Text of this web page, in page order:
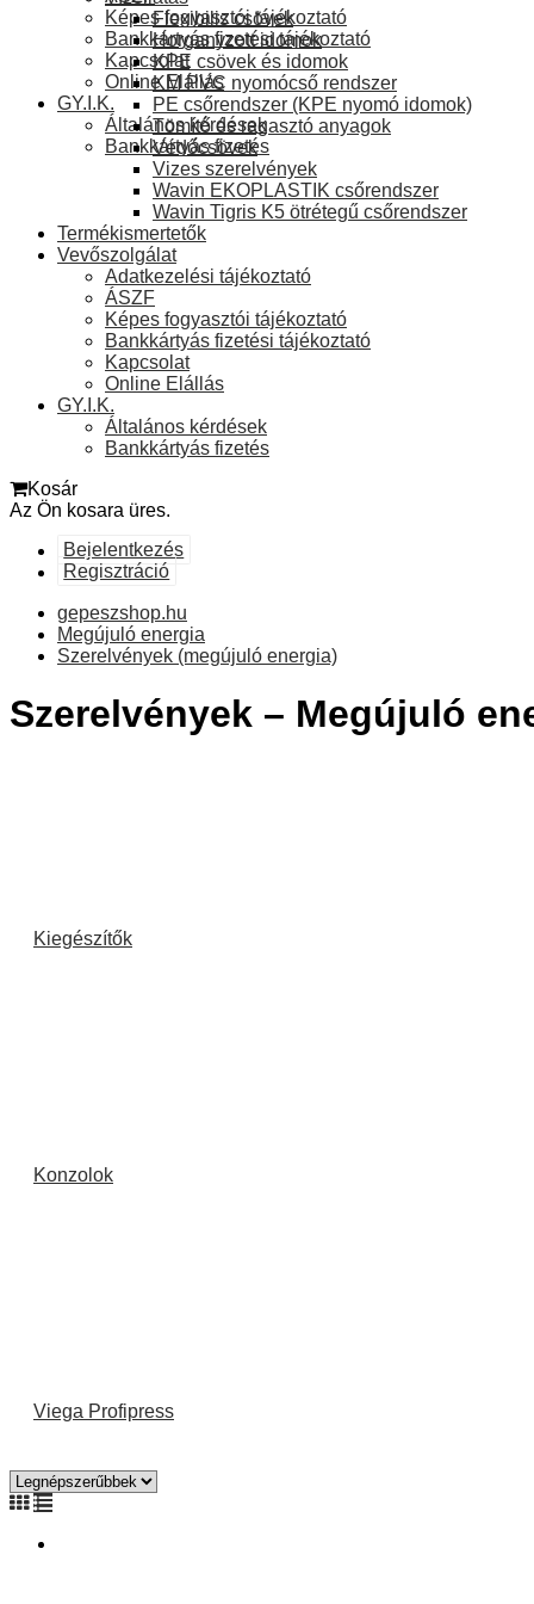
Képes fogyasztói tájékoztató
Bankkártyás fizetési tájékoztató
Kapcsolat
Online Elállás
GY.I.K.
Általános kérdések
Bankkártyás fizetés
Flexibilis csövek
Horganyzott idomok
KPE csövek és idomok
KM PVC nyomócső rendszer
PE csőrendszer (KPE nyomó idomok)
Tömítő és ragasztó anyagok
Védőcsövek
Vizes szerelvények
Wavin EKOPLASTIK csőrendszer
Wavin Tigris K5 ötrétegű csőrendszer
Termékismertetők
Vevőszolgálat
Adatkezelési tájékoztató
ÁSZF
Képes fogyasztói tájékoztató
Bankkártyás fizetési tájékoztató
Kapcsolat
Online Elállás
GY.I.K.
Általános kérdések
Bankkártyás fizetés
Kosár
Az Ön kosara üres.
Bejelentkezés
Regisztráció
gepeszshop.hu
Megújuló energia
Szerelvények (megújuló energia)
Szerelvények – Megújuló
Kiegészítők
Konzolok
Viega Profipress